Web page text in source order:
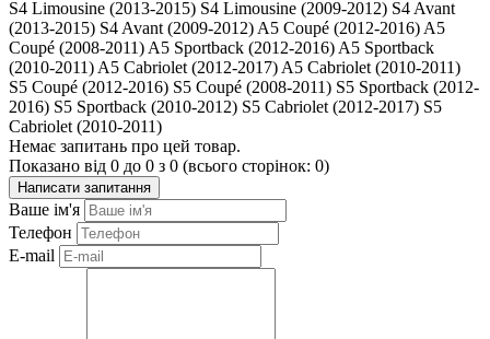
S4 Limousine (2013-2015) S4 Limousine (2009-2012) S4 Avant
(2013-2015) S4 Avant (2009-2012) A5 Coupé (2012-2016) A5
Coupé (2008-2011) A5 Sportback (2012-2016) A5 Sportback
(2010-2011) A5 Cabriolet (2012-2017) A5 Cabriolet (2010-2011)
S5 Coupé (2012-2016) S5 Coupé (2008-2011) S5 Sportback (2012-
2016) S5 Sportback (2010-2012) S5 Cabriolet (2012-2017) S5
Cabriolet (2010-2011)
Немає запитань про цей товар.
Показано від 0 до 0 з 0 (всього сторінок: 0)
Написати запитання
Ваше ім'я
Телефон
E-mail